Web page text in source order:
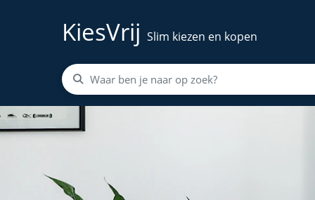
KiesVrij Slim kiezen en kopen